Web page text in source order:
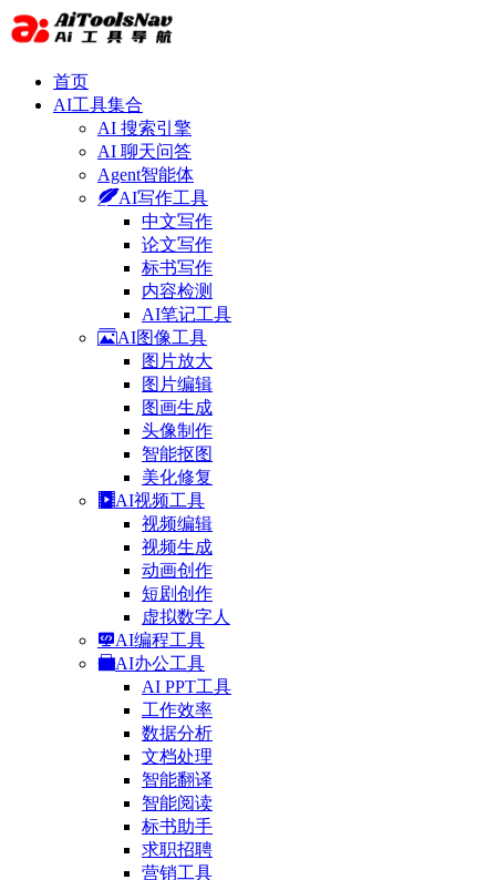
首页
AI工具集合
AI 搜索引擎
AI 聊天问答
Agent智能体
AI写作工具
中文写作
论文写作
标书写作
内容检测
AI笔记工具
AI图像工具
图片放大
图片编辑
图画生成
头像制作
智能抠图
美化修复
AI视频工具
视频编辑
视频生成
动画创作
短剧创作
虚拟数字人
AI编程工具
AI办公工具
AI PPT工具
工作效率
数据分析
文档处理
智能翻译
智能阅读
标书助手
求职招聘
营销工具